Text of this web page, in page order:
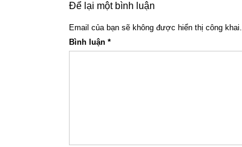
Để lại một bình luận
Email của bạn sẽ không được hiển thị công khai.
Bình luận *